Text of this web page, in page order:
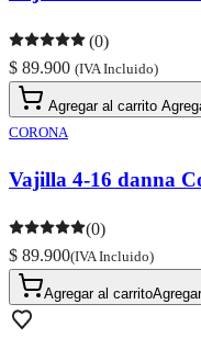
(0)
$ 89.900 (IVA Incluido)
Agregar al carrito
CORONA
Vajilla 4-16 danna
(0)
$ 89.900(IVA Incluido)
Agregar al carritoAgregar